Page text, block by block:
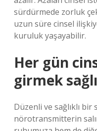
sürdürmede zorluk
uzun süre cinsel
kuruluk yaşayabilir.
Her gün
girmek
Düzenli ve sağlıklı bir
nörotransmitterin